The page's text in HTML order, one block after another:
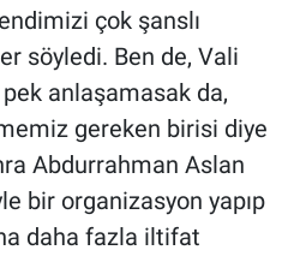
çok şanslı
söyledi. Ben de, Vali
anlaşamasak da,
gereken birisi diye
Abdurrahman Aslan
bir organizasyon yapıp
daha fazla iltifat